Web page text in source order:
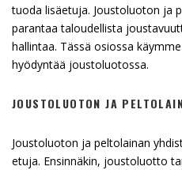
tuoda lisäetuja. Joustoluoton ja
parantaa taloudellista
hallintaa. Tässä osiossa
hyödyntää joustoluotossa.
JOUSTOLUOTON JA
Joustoluoton ja peltolainan
etuja. Ensinnäkin, joustoluotto